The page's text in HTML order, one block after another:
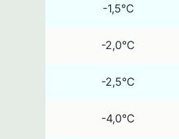
-1,5°C
-2,0°C
-2,5°C
-4,0°C